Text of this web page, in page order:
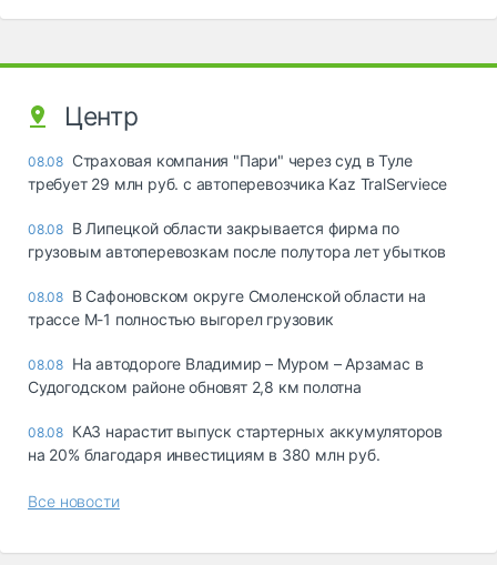
Центр
08.08 Страховая компания "Пари" через суд в Туле
требует 29 млн руб. с автоперевозчика Kaz TralServiece
08.08 В Липецкой области закрывается фирма по
грузовым автоперевозкам после полутора лет убытков
08.08 В Сафоновском округе Смоленской области на
трассе М-1 полностью выгорел грузовик
08.08 На автодороге Владимир – Муром – Арзамас в
Судогодском районе обновят 2,8 км полотна
08.08 КАЗ нарастит выпуск стартерных аккумуляторов
на 20% благодаря инвестициям в 380 млн руб.
Все новости